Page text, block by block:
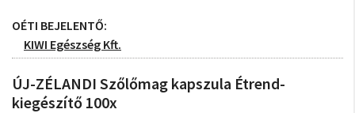
OÉTI BEJELENTŐ:
KIWI Egészség Kft.
ÚJ-ZÉLANDI Szőlőmag kapszula Étrend-
kiegészítő 100x